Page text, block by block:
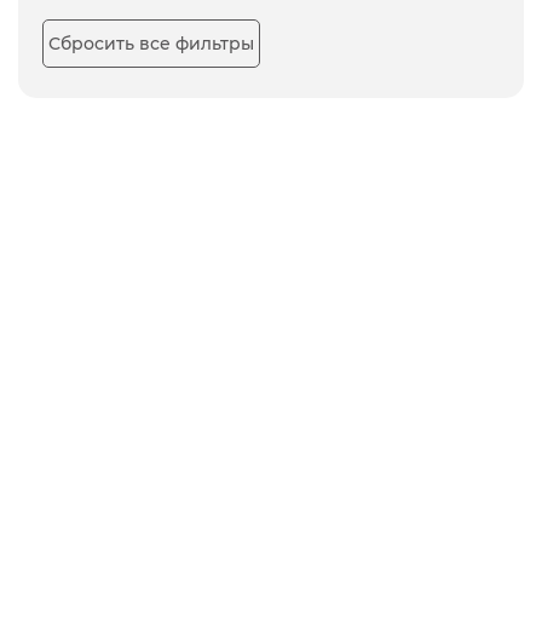
Сбросить все фильтры